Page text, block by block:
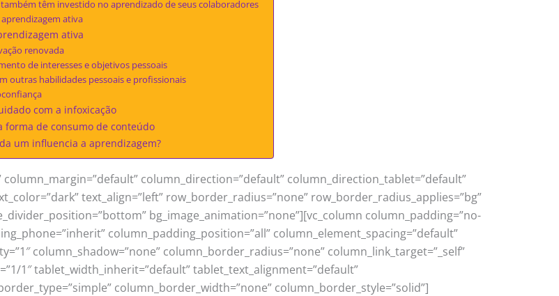
também têm investido no aprendizado de seus colaboradores
ativa
ativa
renovada
de interesses e objetivos pessoais
outras habilidades pessoais e profissionais
com a infoxicação
forma de consumo de conteúdo
um influencia a aprendizagem?
column_direction=”default” column_direction_tablet=”default”
text_align=”left” row_border_radius=”none” row_border_radius_applies=”bg”
bg_image_animation=”none”][vc_column column_padding=”no-
column_padding_position=”all” column_element_spacing=”default”
column_shadow=”none” column_border_radius=”none” column_link_target=”_self”
1″ tablet_width_inherit=”default” tablet_text_alignment=”default”
column_border_width=”none” column_border_style=”solid”]